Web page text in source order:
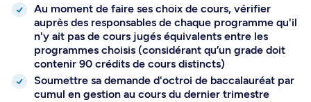
Au moment de faire ses choix de cours, vérifier
auprès des responsables de chaque programme qu'il
n'y ait pas de cours jugés équivalents entre les
programmes choisis (considérant qu’un grade doit
contenir 90 crédits de cours distincts)
Soumettre sa demande d'octroi de baccalauréat par
cumul en gestion au cours du dernier trimestre